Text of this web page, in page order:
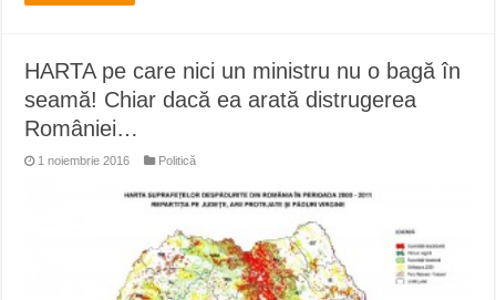
HARTA pe care nici un ministru nu o bagă în
seamă! Chiar dacă ea arată distrugerea
României…
1 noiembrie 2016 Politică